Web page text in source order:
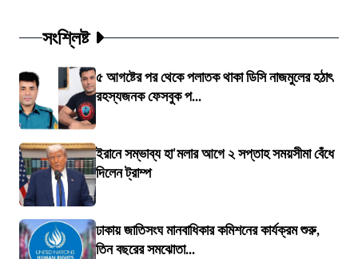
সংশ্লিষ্ট
৫ আগষ্টের পর থেকে পলাতক থাকা ডিসি নাজমুলের হঠাৎ
রহস্যজনক ফেসবুক প...
ইরানে সম্ভাব্য হা'মলার আগে ২ সপ্তাহ সময়সীমা বেঁধে
দিলেন ট্রাম্প
ঢাকায় জাতিসংঘ মানবাধিকার কমিশনের কার্যক্রম শুরু,
তিন বছরের সমঝোতা...